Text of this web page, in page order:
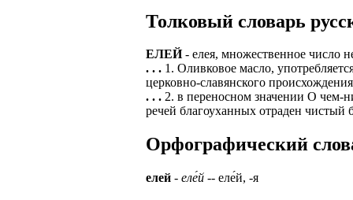
График 10-12
ПРОЦЕСС
приглашение от
работодателем
Лицензия по
Также
Ожидайте
Доставлять
Подписывать
картами банка.
В ходе
установке
Толковый словарь
ЕЛЕЙ- елея, множественное число
. . . 1. Оливковое масло,
церковно-славянского
. . . 2. в переносном значении О чем-
речей благоуханных отраден
Орфографический
елей - еле́й -- еле́й, -я